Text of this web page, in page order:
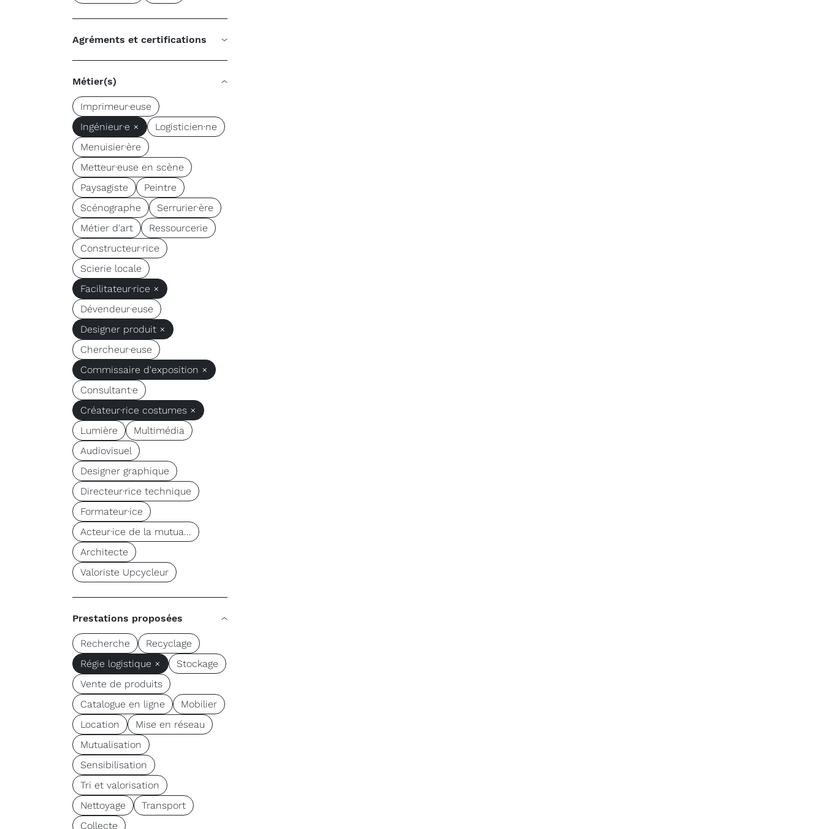
Agréments et certifications
Métier(s)
Imprimeur·euse
Ingénieur·e ×
Logisticien·ne
Menuisier·ère
Metteur·euse en scène
Paysagiste
Peintre
Scénographe
Serrurier·ère
Métier d'art
Ressourcerie
Constructeur·rice
Scierie locale
Facilitateur·rice ×
Dévendeur·euse
Designer produit ×
Chercheur·euse
Commissaire d'exposition ×
Consultant·e
Créateur·rice costumes ×
Lumière
Multimédia
Audiovisuel
Designer graphique
Directeur·rice technique
Formateur·ice
Acteur·ice de la mutua...
Architecte
Valoriste Upcycleur
Prestations proposées
Recherche
Recyclage
Régie logistique ×
Stockage
Vente de produits
Catalogue en ligne
Mobilier
Location
Mise en réseau
Mutualisation
Sensibilisation
Tri et valorisation
Nettoyage
Transport
Collecte